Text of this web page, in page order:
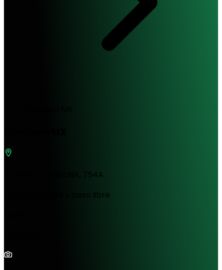
AVENIDA CAMELINA, 754A
Peso integrado y peso libre